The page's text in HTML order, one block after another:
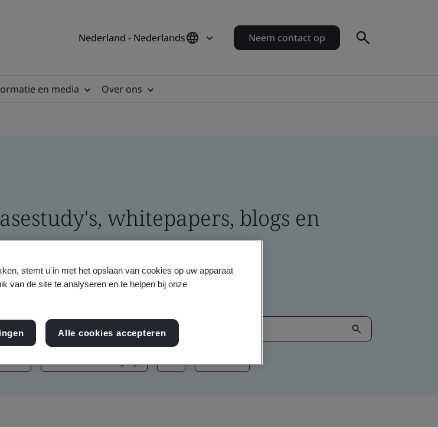
Nederland - Nederlands Neem contact op
en media Over ons
whitepapers, blogs en
Informatiebeveiliging AI Net Zero
stemt u in met het opslaan van cookies op uw apparaat
van de site te analyseren en te helpen bij onze
Alle cookies accepteren